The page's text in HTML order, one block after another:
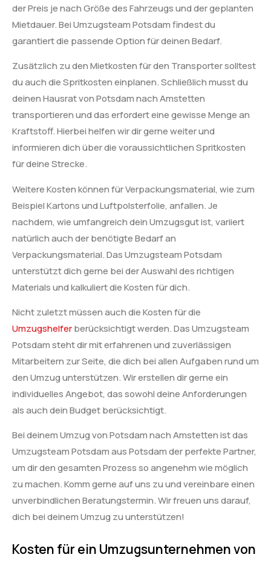
der Preis je nach Größe des Fahrzeugs und der geplanten
Mietdauer. Bei Umzugsteam Potsdam findest du
garantiert die passende Option für deinen Bedarf.
Zusätzlich zu den Mietkosten für den Transporter solltest
du auch die Spritkosten einplanen. Schließlich musst du
deinen Hausrat von Potsdam nach Amstetten
transportieren und das erfordert eine gewisse Menge an
Kraftstoff. Hierbei helfen wir dir gerne weiter und
informieren dich über die voraussichtlichen Spritkosten
für deine Strecke.
Weitere Kosten können für Verpackungsmaterial, wie zum
Beispiel Kartons und Luftpolsterfolie, anfallen. Je
nachdem, wie umfangreich dein Umzugsgut ist, variiert
natürlich auch der benötigte Bedarf an
Verpackungsmaterial. Das Umzugsteam Potsdam
unterstützt dich gerne bei der Auswahl des richtigen
Materials und kalkuliert die Kosten für dich.
Nicht zuletzt müssen auch die Kosten für die
Umzugshelferberücksichtigt werden. Das Umzugsteam
Potsdam steht dir mit erfahrenen und zuverlässigen
Mitarbeitern zur Seite, die dich bei allen Aufgaben rund um
den Umzug unterstützen. Wir erstellen dir gerne ein
individuelles Angebot, das sowohl deine Anforderungen
als auch dein Budget berücksichtigt.
Bei deinem Umzug von Potsdam nach Amstetten ist das
Umzugsteam Potsdam aus Potsdam der perfekte Partner,
um dir den gesamten Prozess so angenehm wie möglich
zu machen. Komm gerne auf uns zu und vereinbare einen
unverbindlichen Beratungstermin. Wir freuen uns darauf,
dich bei deinem Umzug zu unterstützen!
Kosten für ein Umzugsunternehmen von